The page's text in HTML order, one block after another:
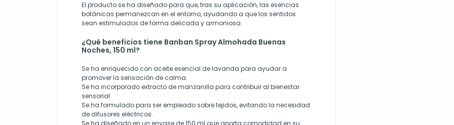
El producto se ha diseñado para que, tras su aplicación, las esencias
botánicas permanezcan en el entorno, ayudando a que los sentidos
sean estimulados de forma delicada y armoniosa.
¿Qué beneficios tiene Banban Spray Almohada Buenas
Noches, 150 ml?
Se ha enriquecido con aceite esencial de lavanda para ayudar a
promover la sensación de calma.
Se ha incorporado extracto de manzanilla para contribuir al bienestar
sensorial.
Se ha formulado para ser empleado sobre tejidos, evitando la necesidad
de difusores eléctricos.